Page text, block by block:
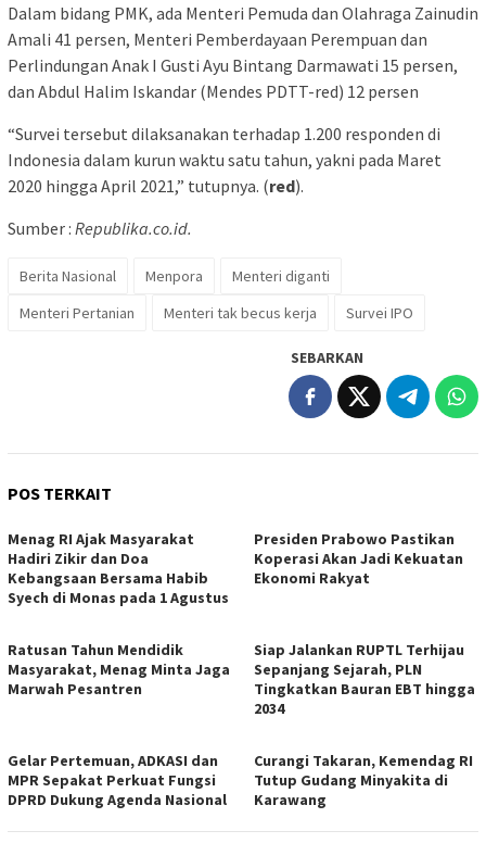
Dalam bidang PMK, ada Menteri Pemuda dan Olahraga Zainudin
Amali 41 persen, Menteri Pemberdayaan Perempuan dan
Perlindungan Anak I Gusti Ayu Bintang Darmawati 15 persen,
dan Abdul Halim Iskandar (Mendes PDTT-red) 12 persen
“Survei tersebut dilaksanakan terhadap 1.200 responden di
Indonesia dalam kurun waktu satu tahun, yakni pada Maret
2020 hingga April 2021,” tutupnya. (red).
Sumber : Republika.co.id.
Berita Nasional Menpora
Menteri diganti
Menteri Pertanian
Menteri tak becus kerja Survei IPO
SEBARKAN
POS TERKAIT
Menag RI Ajak Masyarakat
Hadiri Zikir dan Doa
Kebangsaan Bersama Habib
Syech di Monas pada 1 Agustus
Presiden Prabowo Pastikan
Koperasi Akan Jadi Kekuatan
Ekonomi Rakyat
Ratusan Tahun Mendidik
Masyarakat, Menag Minta Jaga
Marwah Pesantren
Siap Jalankan RUPTL Terhijau
Sepanjang Sejarah, PLN
Tingkatkan Bauran EBT hingga
2034
Gelar Pertemuan, ADKASI dan
MPR Sepakat Perkuat Fungsi
DPRD Dukung Agenda Nasional
Curangi Takaran, Kemendag RI
Tutup Gudang Minyakita di
Karawang